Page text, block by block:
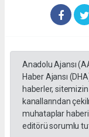
Anadolu Ajansı
Haber Ajansı
haberler,
kanallarından
muhataplar
editörü sorumlu